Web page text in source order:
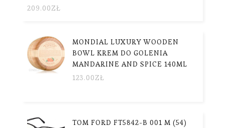
209.00ZŁ
MONDIAL LUXURY WOODEN
BOWL KREM DO GOLENIA
MANDARINE AND SPICE 140ML
123.00ZŁ
TOM FORD FT5842-B 001 M (54)